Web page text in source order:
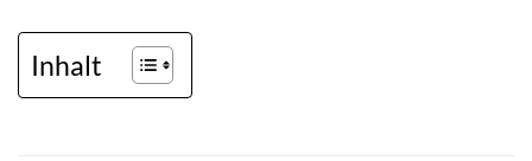
Inhalt